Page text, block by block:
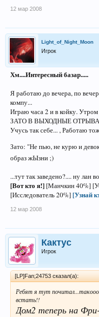
12 мар 2008
Light_of_Night_Moon
Игрок
Хм....Интересный базар.....
Я работаю до вечера, по
компу...
Играю часа 2 и в койку.
ЗАТО В ВЫХОДНЫЕ
Учусь так себе... , Работаю
Зато: "Не пью, не курю и
образ жЫзни ;)
...тут так заведено?.... ну лан
[Вот кто я!] [Манчкин 40%]
[Исследователь 20%][Узнай
12 мар 2008
Кактус
Игрок
[LP]Fan;24753 сказал(а):
Ребят я тут
встать!!
Дом2 теперь на